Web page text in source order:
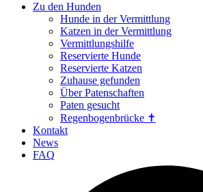
Zu den Hunden
Hunde in der Vermittlung
Katzen in der Vermittlung
Vermittlungshilfe
Reservierte Hunde
Reservierte Katzen
Zuhause gefunden
Über Patenschaften
Paten gesucht
Regenbogenbrücke ✝
Kontakt
News
FAQ